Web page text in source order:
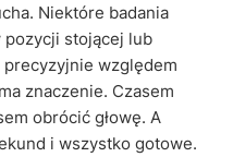
Niektóre badania
pozycji stojącej lub
względem
znaczenie. Czasem
obrócić głowę. A
i wszystko gotowe.